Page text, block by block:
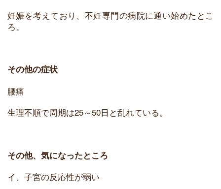
妊娠を考えており、不妊専門の病院に通い始めたとこ
ろ。
その他の症状
腰痛
生理不順で周期は25～50日と乱れている。
その他、気になったところ
イ、子宮の反応性が弱い